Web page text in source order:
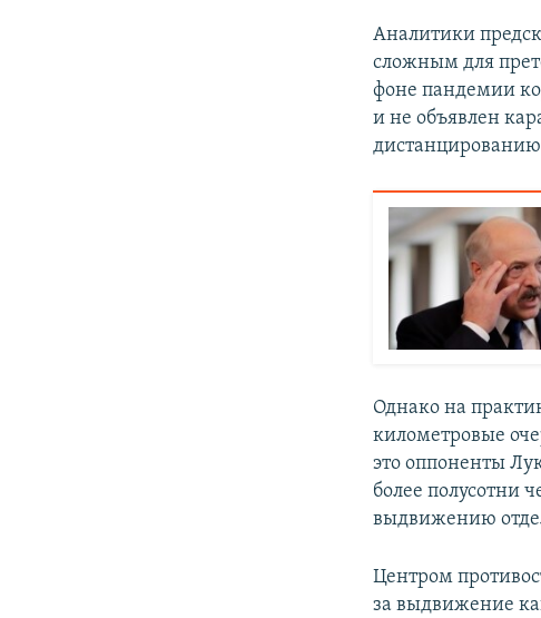
Аналитики
сложным для
фоне пандемии
и не объявлен
Однако на
километровые
это оппоненты
более полусотни
выдвижению
Центром
за выдвижение